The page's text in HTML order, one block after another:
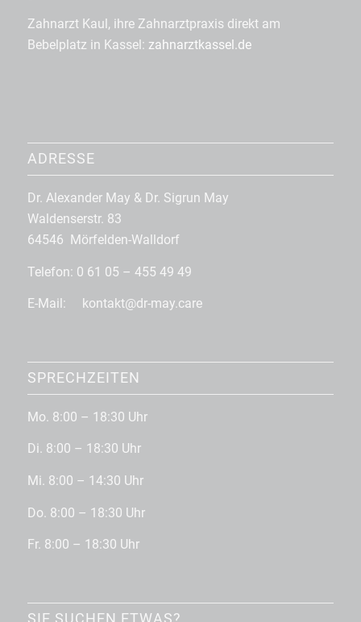
Zahnarzt Kaul, ihre Zahnarztpraxis direkt am
Bebelplatz in Kassel: zahnarztkassel.de
ADRESSE
Dr. Alexander May & Dr. Sigrun May
Waldenserstr. 83
64546 Mörfelden-Walldorf
Telefon: 0 61 05 – 455 49 49
E-Mail: kontakt@dr-may.care
SPRECHZEITEN
Mo. 8:00 – 18:30 Uhr
Di. 8:00 – 18:30 Uhr
Mi. 8:00 – 14:30 Uhr
Do. 8:00 – 18:30 Uhr
Fr. 8:00 – 18:30 Uhr
SIE SUCHEN ETWAS?